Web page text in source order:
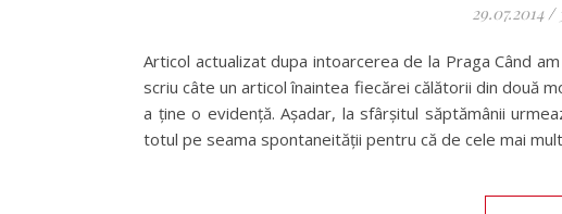
29.07.2014 /
Articol actualizat dupa intoarcerea de la Praga Când
scriu câte un articol înaintea fiecărei călătorii din două
a ține o evidență. Așadar, la sfârșitul săptămânii
totul pe seama spontaneității pentru că de cele mai